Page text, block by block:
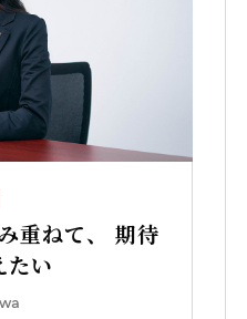
重ねて、 期待
たい